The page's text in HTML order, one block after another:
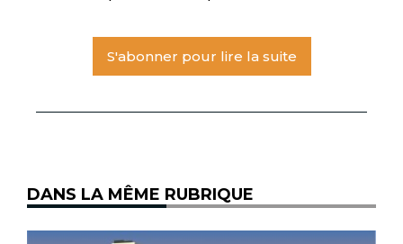
S'abonner pour lire la suite
DANS LA MÊME RUBRIQUE